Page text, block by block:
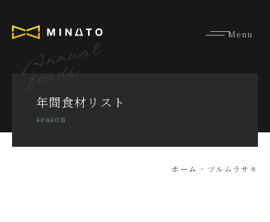
年間食材リスト
season
Annual
foods
ホーム ツルムラサキ